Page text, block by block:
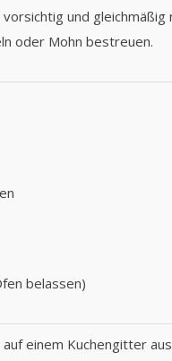
und gleichmäßig
oder Mohn bestreuen.
belassen)
einem Kuchengitter